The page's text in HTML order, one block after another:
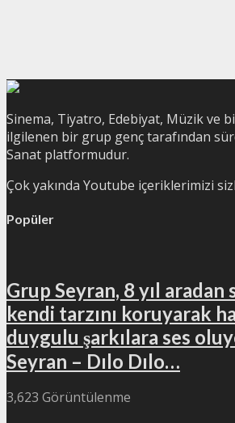
Sinema, Tiyatro, Edebiyat, Müzik ve
ilgilenen bir grup genç tarafından
Sanat platformudur.
Çok yakında Youtube içeriklerimizi
Popüler
Grup Seyran, 8 yıl aradan
kendi tarzını koruyarak
duygulu şarkılara ses
Seyran – Dılo Dılo…
3,623 Görüntülenme